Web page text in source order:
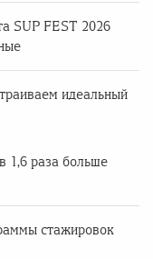
SUP FEST 2026
идеальный
1,6 раза больше
стажировок